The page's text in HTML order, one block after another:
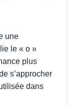
une
le « o »
plus
s’approcher
dans